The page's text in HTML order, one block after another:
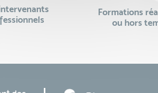
Formations
ou hors